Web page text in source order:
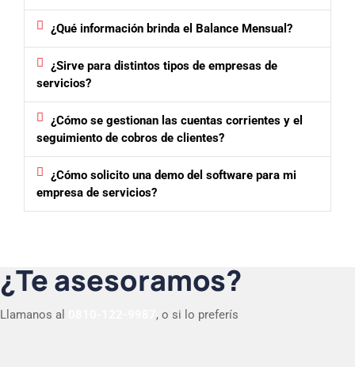
¿Qué información brinda el Balance Mensual?
¿Sirve para distintos tipos de empresas de
servicios?
¿Cómo se gestionan las cuentas corrientes y el
seguimiento de cobros de clientes?
¿Cómo solicito una demo del software para mi
empresa de servicios?
¿Te asesoramos?
Llamanos al , o si lo preferís